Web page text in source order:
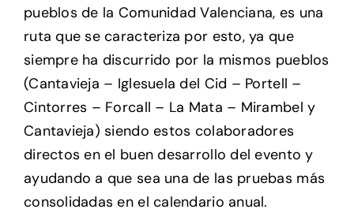
Setas
Contacto
pueblos de la Comunidad Valenciana, es una
ruta que se caracteriza por esto, ya que
siempre ha discurrido por la mismos pueblos
(Cantavieja – Iglesuela del Cid – Portell –
Cintorres – Forcall – La Mata – Mirambel y
Cantavieja) siendo estos colaboradores
directos en el buen desarrollo del evento y
ayudando a que sea una de las pruebas más
consolidadas en el calendario anual.